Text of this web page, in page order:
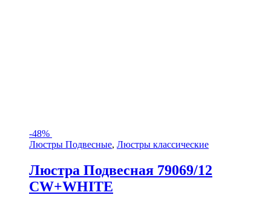
-48%
Люстры Подвесные, Люстры классические
Люстра Подвесная 79069/12
CW+WHITE